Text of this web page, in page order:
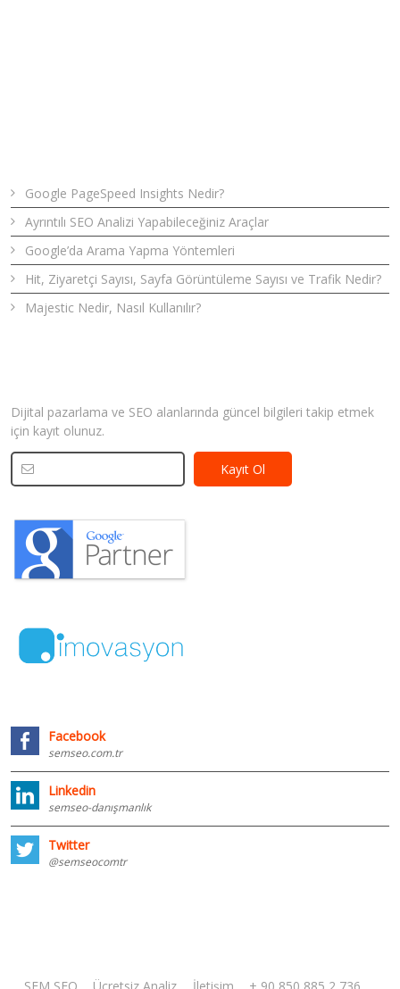
Google PageSpeed Insights Nedir?
Ayrıntılı SEO Analizi Yapabileceğiniz Araçlar
Google’da Arama Yapma Yöntemleri
Hit, Ziyaretçi Sayısı, Sayfa Görüntüleme Sayısı ve Trafik Nedir?
Majestic Nedir, Nasıl Kullanılır?
Dijital pazarlama ve SEO alanlarında güncel bilgileri takip etmek
için kayıt olunuz.
Facebook
semseo.com.tr
Linkedin
semseo-danışmanlık
Twitter
@semseocomtr
SEM SEO Ücretsiz Analiz İletişim + 90 850 885 2 736